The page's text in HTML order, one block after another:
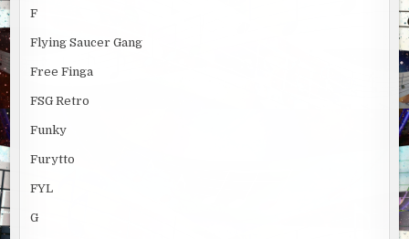
F
Flying Saucer Gang
Free Finga
FSG Retro
Funky
Furytto
FYL
G